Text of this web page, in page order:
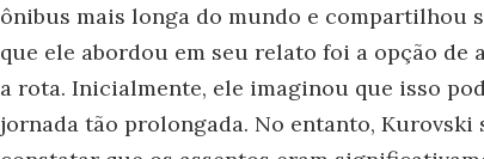
ônibus mais longa do mundo e compartilhou
que ele abordou em seu relato foi a opção
a rota. Inicialmente, ele imaginou que isso
jornada tão prolongada. No entanto,